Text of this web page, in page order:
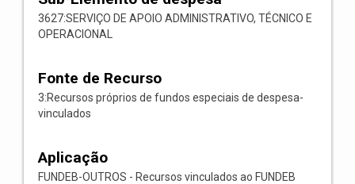
3627:SERVIÇO DE APOIO ADMINISTRATIVO, TÉCNICO E
OPERACIONAL
Fonte de Recurso
3:Recursos próprios de fundos especiais de despesa-
vinculados
Aplicação
FUNDEB-OUTROS - Recursos vinculados ao FUNDEB